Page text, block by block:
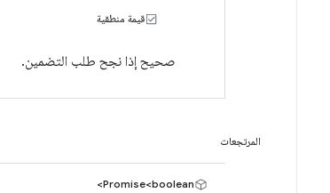
قيمة منطقية
صحيح إذا نجح طلب التضمين.
المرتجعات
Promise<boolean>